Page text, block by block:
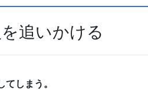
追いかける
てしまう。